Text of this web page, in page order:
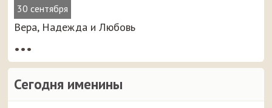
30 сентября
Вера, Надежда и Любовь
•••
Сегодня именины